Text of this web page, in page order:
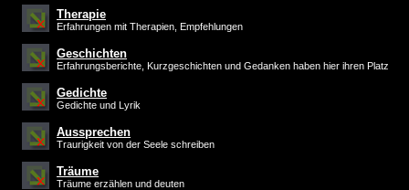
Therapie
Erfahrungen mit Therapien, Empfehlungen
Geschichten
Erfahrungsberichte, Kurzgeschichten und Gedanken haben hier ihren Platz
Gedichte
Gedichte und Lyrik
Aussprechen
Traurigkeit von der Seele schreiben
Träume
Träume erzählen und deuten